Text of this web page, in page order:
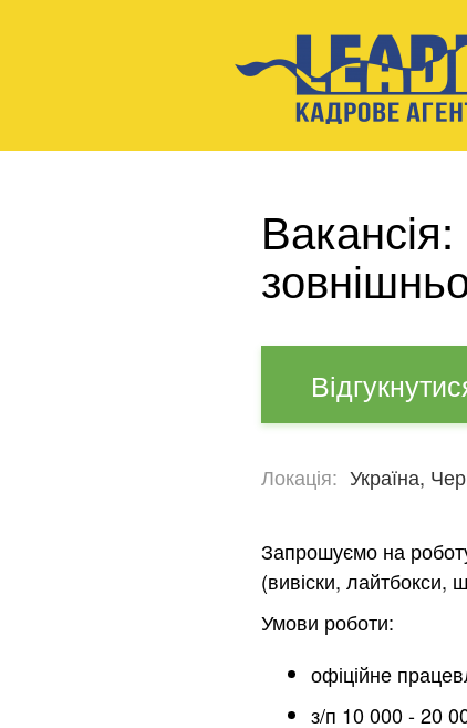
Локація: Україна,
Запрошуємо на
(вивіски, лайтбокси,
Умови роботи:
офіційне
з/п 10 000 - 20